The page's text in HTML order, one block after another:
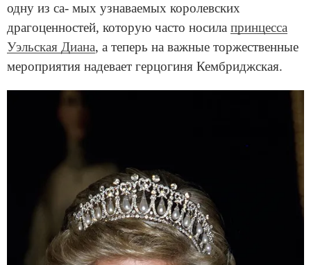
одну из са- мых узнаваемых королевских
драгоценностей, которую часто носила принцесса
Уэльская Диана, а теперь на важные торжественные
мероприятия надевает герцогиня Кембриджская.